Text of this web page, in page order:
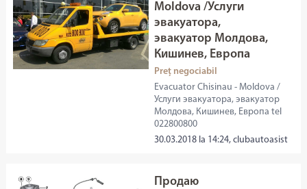
Moldova /Услуги
эвакуатора,
эвакуатор Молдова,
Кишинев, Европа
Preț negociabil
Evacuator Chisinau - Moldova /
Услуги эвакуатора, эвакуатор
Молдова, Кишинев, Европа tel
022800800
30.03.2018 la 14:24, clubautoasist
Продаю